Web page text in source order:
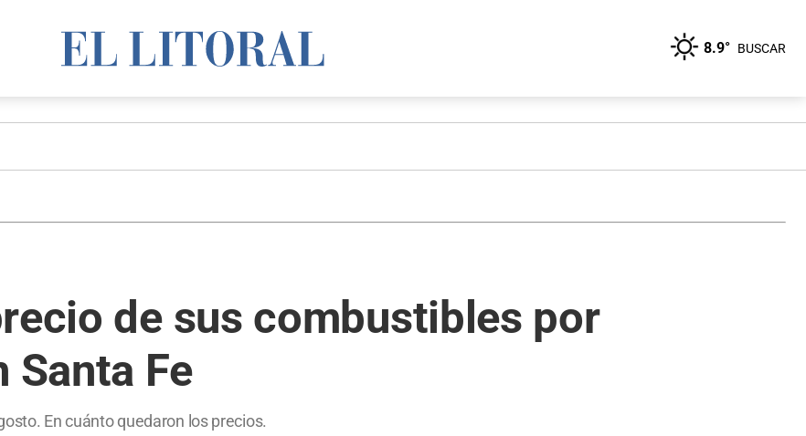
8.9° BUSCAR
de sus combustibles por
Santa Fe
En cuánto quedaron los precios.